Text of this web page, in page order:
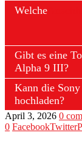
Welche
Gibt es eine
Alpha 9 III?
Kann die
hochladen?
April 3, 2026 0
0 FacebookTwitter